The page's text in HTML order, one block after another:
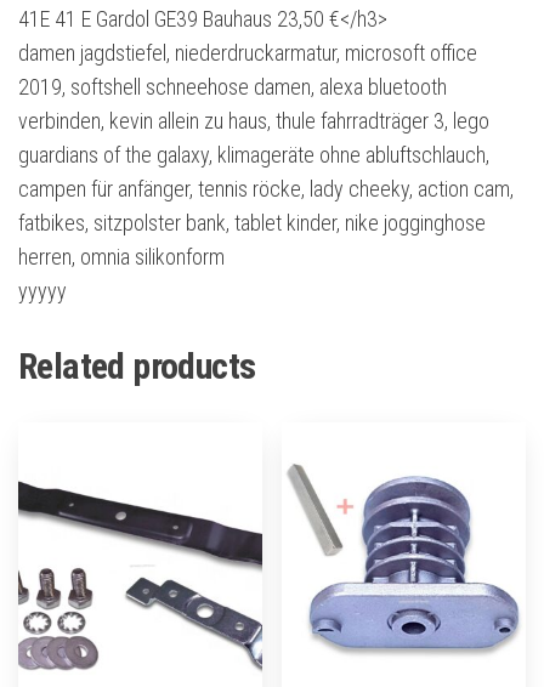
41E 41 E Gardol GE39 Bauhaus 23,50 €</h3>
damen jagdstiefel, niederdruckarmatur, microsoft office
2019, softshell schneehose damen, alexa bluetooth
verbinden, kevin allein zu haus, thule fahrradträger 3, lego
guardians of the galaxy, klimageräte ohne abluftschlauch,
campen für anfänger, tennis röcke, lady cheeky, action cam,
fatbikes, sitzpolster bank, tablet kinder, nike jogginghose
herren, omnia silikonform
yyyyy
Related products